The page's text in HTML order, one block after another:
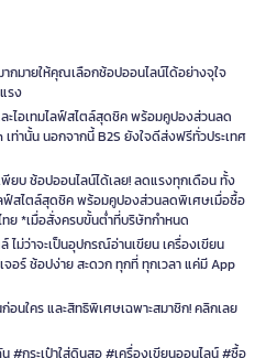
กมายให้คุณเลือกช้อปออนไลน์ได้อย่างจุใจ
รง
ะไอเทมไลฟ์สไตล์สุดชิค พร้อมคูปองส่วนลด
ท่านั้น นอกจากนี้ B2S ยังใจดีส่งฟรีทั่วประเทศ
ยบ ช้อปออนไลน์ได้เลย! ลดแรงทุกเดือน ทั้ง
ฟ์สไตล์สุดชิค พร้อมคูปองส่วนลดพิเศษเมื่อซื้อ
ทย *เมื่อสั่งครบขั้นต่ำที่บริษัทกำหนด
ม่ว่าจะเป็นอุปกรณ์อ่านเขียน เครื่องเขียน
อร์ ช้อปง่าย สะดวก ทุกที่ ทุกเวลา แค่มี App
อนใคร และสิทธิพิเศษเฉพาะสมาชิก! คลิกเลย
#กระเป๋าใส่ดินสอ #เครื่องเขียนออนไลน์ #ซื้อ